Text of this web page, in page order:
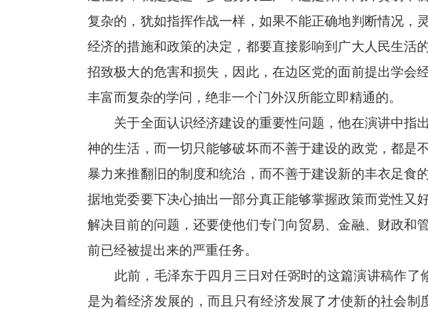
复杂的，犹如指挥作战一样，如果不能正确地判断情况，
经济的措施和政策的决定，都要直接影响到广大人民生活
招致极大的危害和损失，因此，在边区党的面前提出学会
丰富而复杂的学问，绝非一个门外汉所能立即精通的。
关于全面认识经济建设的重要性问题，他在演讲中指
神的生活，而一切只能够破坏而不善于建设的政党，都是
暴力来推翻旧的制度和统治，而不善于建设新的丰衣足食
据地党委要下决心抽出一部分真正能够掌握政策而党性又
解决目前的问题，还要使他们专门向贸易、金融、财政和
前已经被提出来的严重任务。
此前，毛泽东于四月三日对任弼时的这篇演讲稿作了
是为着经济发展的，而且只有经济发展了才使新的社会